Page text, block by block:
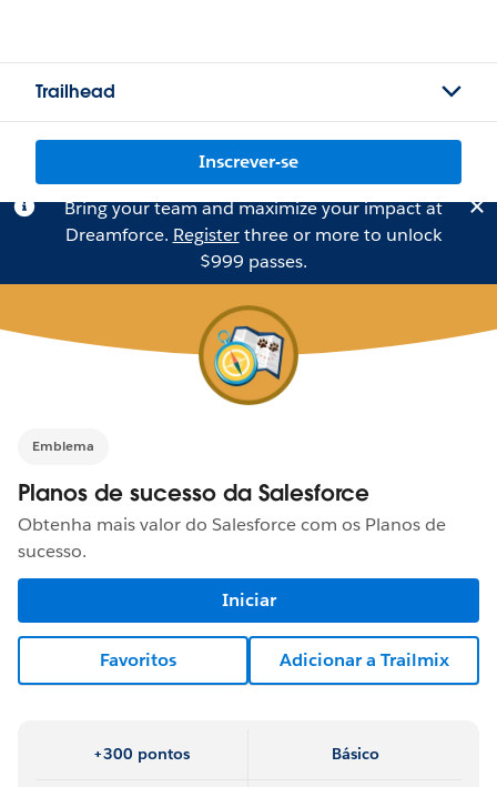
Trailhead
Inscrever-se
Bring your team and maximize your impact at
Dreamforce. Registerthree or more to unlock
$999 passes.
Emblema
Planos de sucesso da Salesforce
Obtenha mais valor do Salesforce com os Planos de
sucesso.
Iniciar
Favoritos Adicionar a Trailmix
+300 pontos Básico